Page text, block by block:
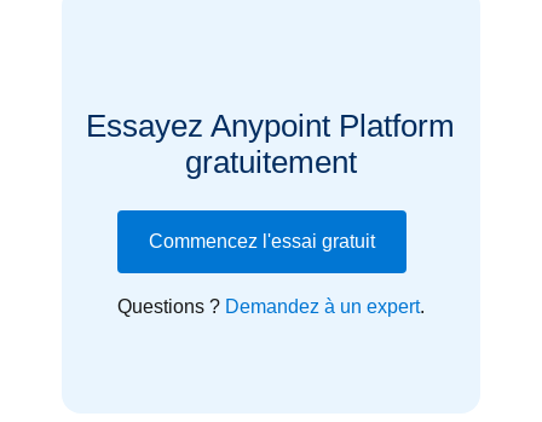
Essayez Anypoint Platform
gratuitement
Commencez l'essai gratuit
Questions ? Demandez à un expert.